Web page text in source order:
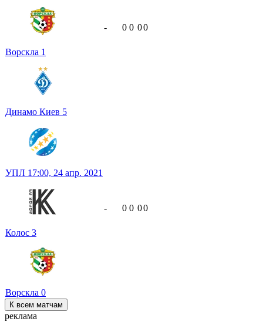
Ворскла 1
Динамо Киев 5
- 0 0 00
УПЛ 17:00, 24 апр. 2021
Колос 3
Ворскла 0
- 0 0 00
К всем матчам
реклама